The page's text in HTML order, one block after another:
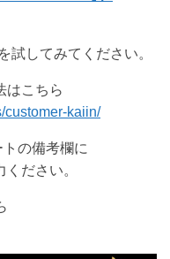
を試してみてください。
はこちら
customer-kaiin/
の備考欄に
ださい。